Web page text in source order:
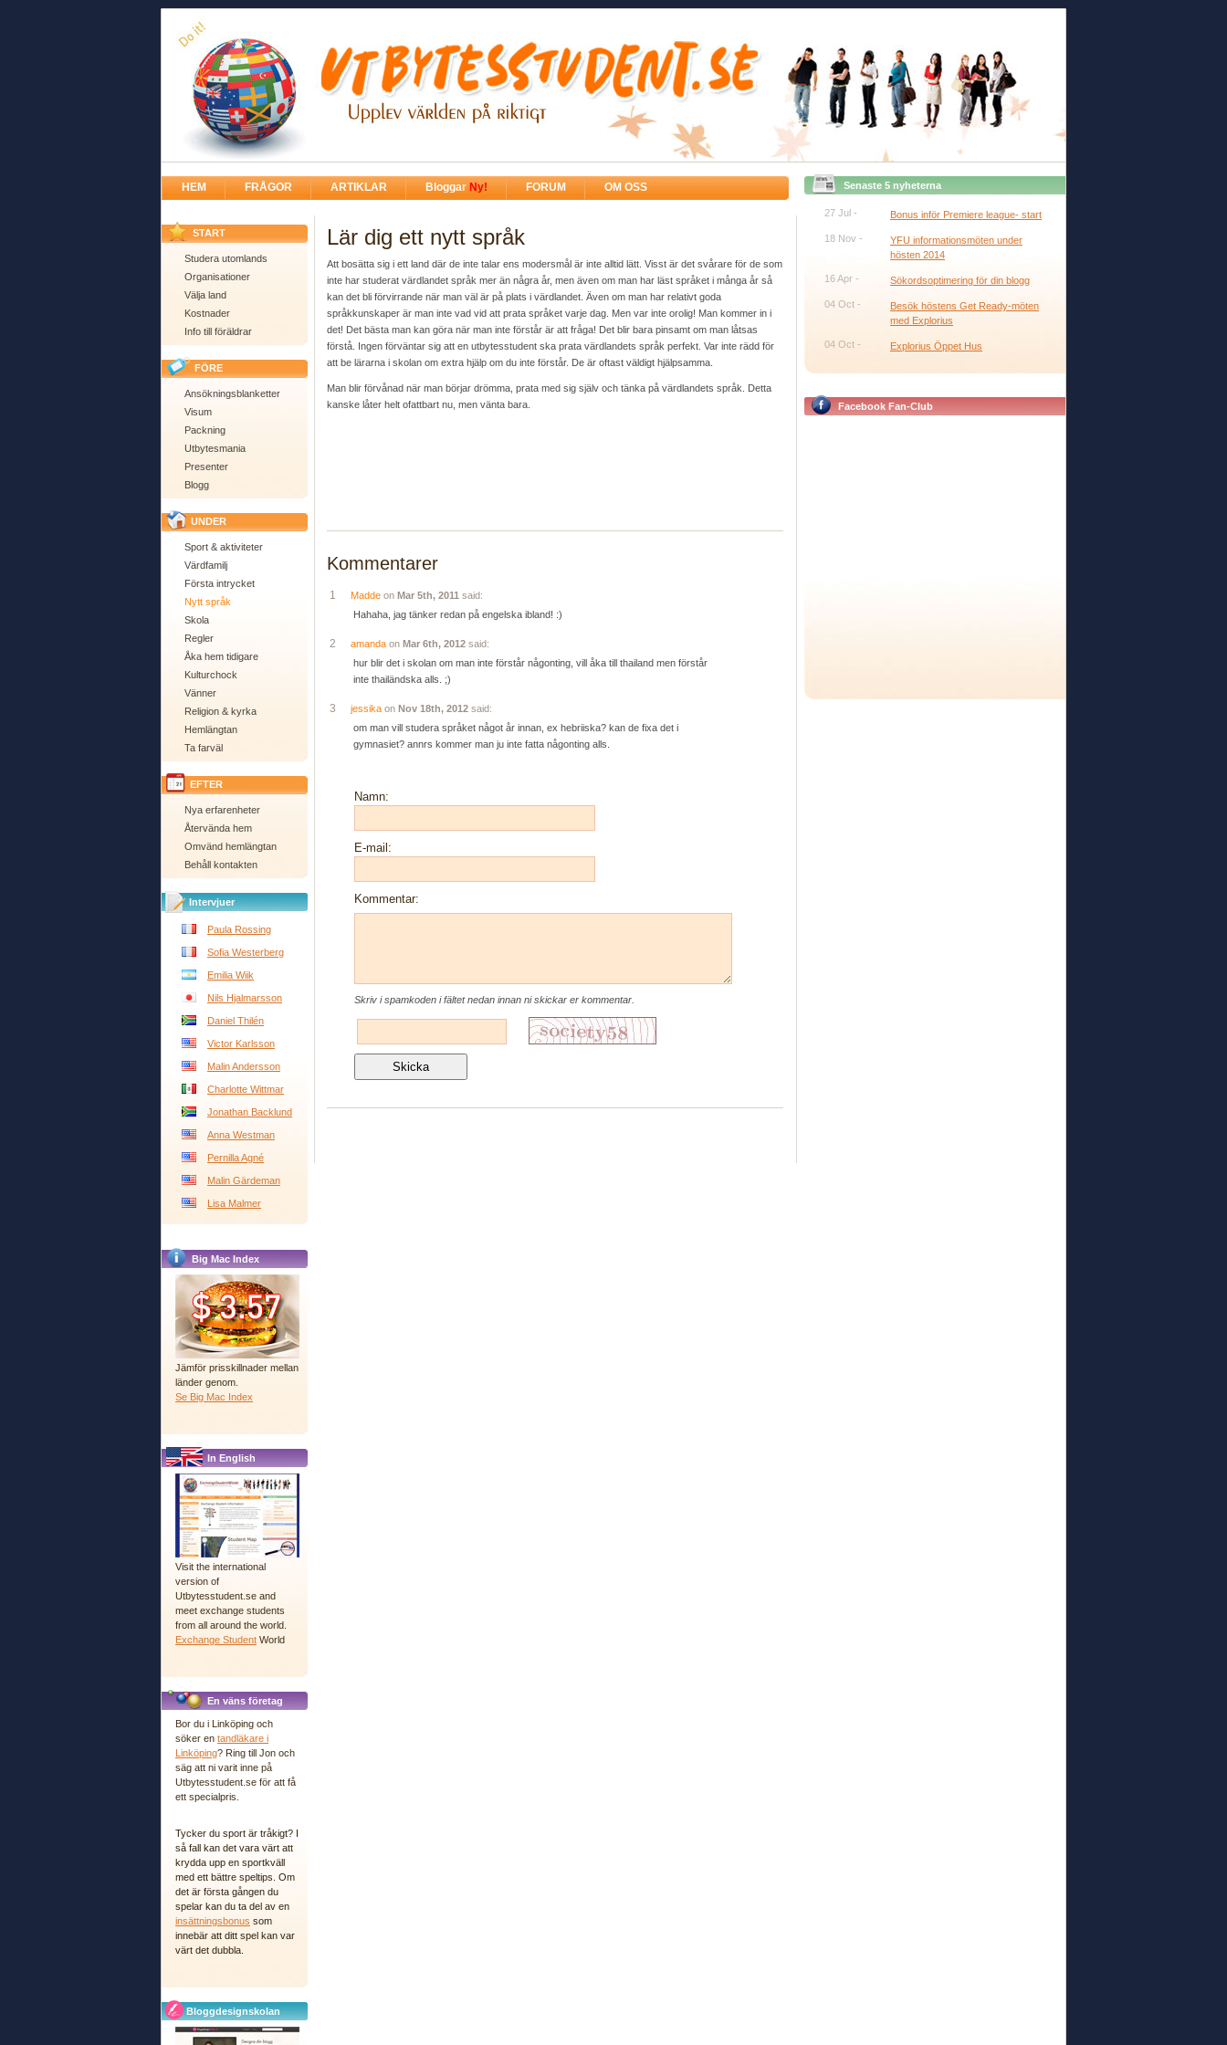
HEM FRÅGOR ARTIKLAR BloggarNy! FORUM OM OSS
START
Studera utomlands
Organisationer
Välja land
Kostnader
Info till föräldrar
FÖRE
Ansökningsblanketter
Visum
Packning
Utbytesmania
Presenter
Blogg
UNDER
Sport & aktiviteter
Värdfamilj
Första intrycket
Nytt språk
Skola
Regler
Åka hem tidigare
Kulturchock
Vänner
Religion & kyrka
Hemlängtan
Ta farväl
EFTER
Nya erfarenheter
Återvända hem
Omvänd hemlängtan
Behåll kontakten
Intervjuer
Paula Rossing
Sofia Westerberg
Emilia Wiik
Nils Hjalmarsson
Daniel Thilén
Victor Karlsson
Malin Andersson
Charlotte Wittmar
Jonathan Backlund
Anna Westman
Pernilla Agné
Malin Gärdeman
Lisa Malmer
Big Mac Index
Jämför prisskillnader mellan
länder genom.
Se Big Mac Index
In English
Visit the international
version of
Utbytesstudent.se and
meet exchange students
from all around the world.
Exchange Student World
En väns företag
Bor du i Linköping och
söker en tandläkare i
Linköping? Ring till Jon och
säg att ni varit inne på
Utbytesstudent.se för att få
ett specialpris.
Tycker du sport är tråkigt? I
så fall kan det vara värt att
krydda upp en sportkväll
med ett bättre speltips. Om
det är första gången du
spelar kan du ta del av en
insättningsbonus som
innebär att ditt spel kan var
värt det dubbla.
Bloggdesignskolan
Lär dig ett nytt språk
Att bosätta sig i ett land där de inte talar ens modersmål är inte alltid lätt. Visst är det svårare för de som
inte har studerat värdlandet språk mer än några år, men även om man har läst språket i många år så
kan det bli förvirrande när man väl är på plats i värdlandet. Även om man har relativt goda
språkkunskaper är man inte vad vid att prata språket varje dag. Men var inte orolig! Man kommer in i
det! Det bästa man kan göra när man inte förstår är att fråga! Det blir bara pinsamt om man låtsas
förstå. Ingen förväntar sig att en utbytesstudent ska prata värdlandets språk perfekt. Var inte rädd för
att be lärarna i skolan om extra hjälp om du inte förstår. De är oftast väldigt hjälpsamma.
Man blir förvånad när man börjar drömma, prata med sig själv och tänka på värdlandets språk. Detta
kanske låter helt ofattbart nu, men vänta bara.
Kommentarer
1 Madde on Mar 5th, 2011 said:
Hahaha, jag tänker redan på engelska ibland! :)
2 amanda on Mar 6th, 2012 said:
hur blir det i skolan om man inte förstår någonting, vill åka till thailand men förstår
inte thailändska alls. ;)
3 jessika on Nov 18th, 2012 said:
om man vill studera språket något år innan, ex hebriiska? kan de fixa det i
gymnasiet? annrs kommer man ju inte fatta någonting alls.
Namn:
E-mail:
Kommentar:
Skriv i spamkoden i fältet nedan innan ni skickar er kommentar.
Senaste 5 nyheterna
27 Jul - Bonus inför Premiere league- start
18 Nov -
YFU informationsmöten under
hösten 2014
16 Apr - Sökordsoptimering för din blogg
04 Oct -
Besök höstens Get Ready-möten
med Explorius
04 Oct - Explorius Öppet Hus
Facebook Fan-Club